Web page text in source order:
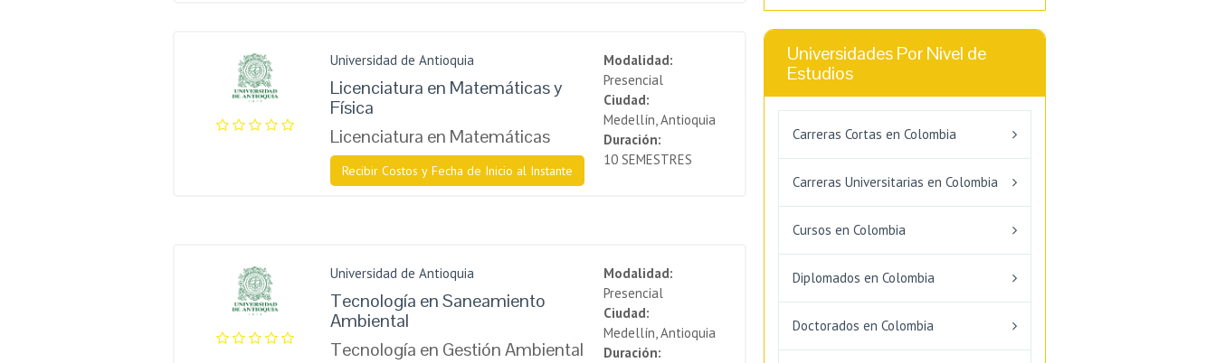
Universidad de Antioquia
Licenciatura en Matemáticas y
Física
Licenciatura en Matemáticas
Recibir Costos y Fecha de Inicio al Instante
Modalidad:
Presencial
Ciudad:
Medellín, Antioquia
Duración:
10 SEMESTRES
Universidad de Antioquia
Tecnología en Saneamiento
Ambiental
Tecnología en Gestión Ambiental
Modalidad:
Presencial
Ciudad:
Medellín, Antioquia
Duración:
Universidades Por Nivel de
Estudios
Carreras Cortas en Colombia
Carreras Universitarias en Colombia
Cursos en Colombia
Diplomados en Colombia
Doctorados en Colombia